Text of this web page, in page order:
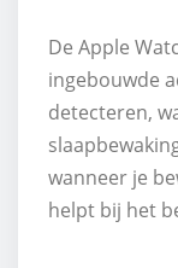
De Apple
ingebouwde
detecteren,
wanneer je
helpt bij het